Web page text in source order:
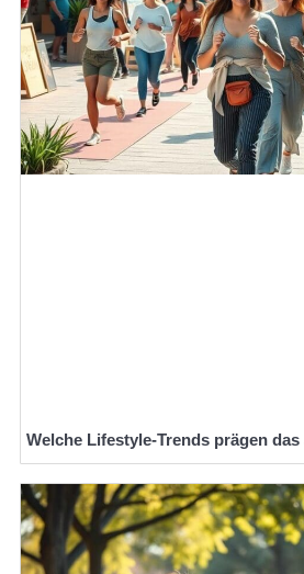
Welche Lifestyle-Trends prägen